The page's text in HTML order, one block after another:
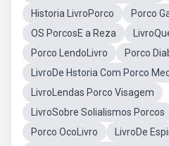
Historia LivroPorco
Porco
OS PorcosE a Reza
Porco LendoLivro
Porco
LivroDe Hstoria Com Porco
LivroLendas Porco Visagem
LivroSobre Solialismos Porcos
Porco OcoLivro
LivroDe